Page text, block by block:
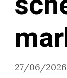
27/06/2026